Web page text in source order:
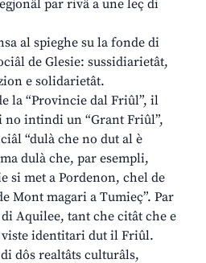
par rivâ a une leç di
al spieghe su la fonde di
de Glesie: sussidiarietât,
e solidarietât.
la “Provincie dal Friûl”, il
no intindi un “Grant Friûl”,
“dulà che no dut al è
dulà che, par esempli,
si met a Pordenon, chel de
Mont magari a Tumieç”. Par
Aquilee, tant che citât che e
identitari dut il Friûl.
dôs realtâts culturâls,